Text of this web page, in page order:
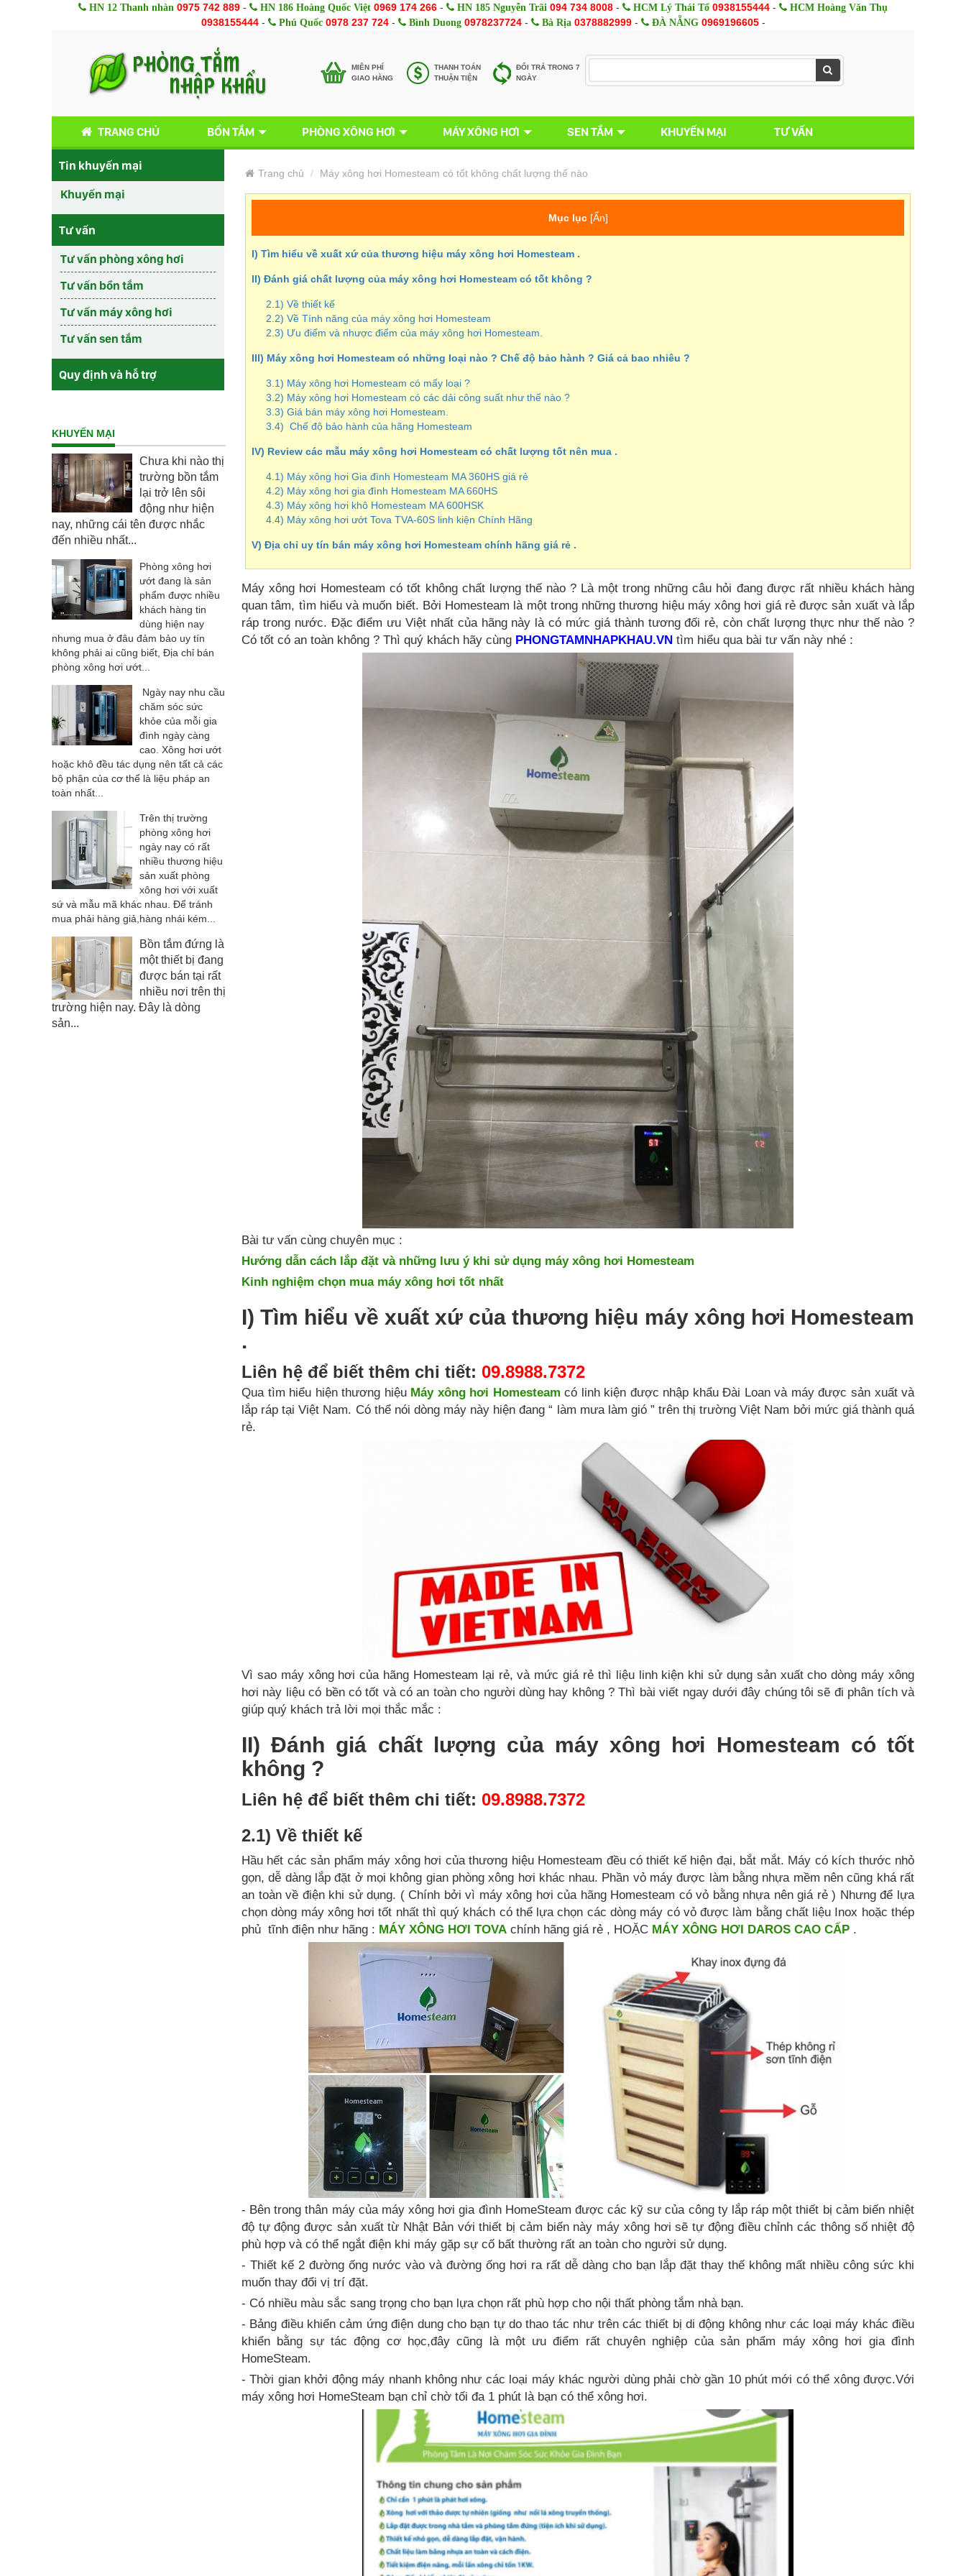
HN 12 Thanh nhàn 0975 742 889 - HN 186 Hoàng Quốc Việt 0969 174 266 - HN 185 Nguyễn Trãi 094 734 8008 - HCM Lý Thái Tổ 0938155444 - HCM Hoàng Văn Thụ
0938155444- Phú Quốc 0978 237 724- Bình Duong 0978237724- Bà Rịa 0378882999- ĐÀ NẴNG 0969196605-
MIÊN PHÍ
GIAO HÀNG
THANH TOÁN
THUẬN TIỆN
ĐỔI TRẢ TRONG 7
NGÀY
TRANG CHỦ BỒN TẮM PHÒNG XÔNG HƠI MÁY XÔNG HƠI SEN TẮM KHUYẾN MẠI TƯ VẤN
Tin khuyến mại
Khuyến mại
Tư vấn
Tư vấn phòng xông hơi
Tư vấn bồn tắm
Tư vấn máy xông hơi
Tư vấn sen tắm
Quy định và hỗ trợ
Trang chủ Máy xông hơi Homesteam có tốt không chất lượng thế nào
Mục lục [Ẩn]
I) Tìm hiểu về xuất xứ của thương hiệu máy xông hơi Homesteam .
II) Đánh giá chất lượng của máy xông hơi Homesteam có tốt không ?
2.1) Về thiết kế
2.2) Về Tính năng của máy xông hơi Homesteam
2.3) Ưu điểm và nhược điểm của máy xông hơi Homesteam.
III) Máy xông hơi Homesteam có những loại nào ? Chế độ bảo hành ? Giá cả bao nhiêu ?
3.1) Máy xông hơi Homesteam có mấy loại ?
3.2) Máy xông hơi Homesteam có các dải công suất như thế nào ?
3.3) Giá bán máy xông hơi Homesteam.
3.4) Chế độ bảo hành của hãng Homesteam
IV) Review các mẫu máy xông hơi Homesteam có chất lượng tốt nên mua .
4.1) Máy xông hơi Gia đình Homesteam MA 360HS giá rẻ
4.2) Máy xông hơi gia đình Homesteam MA 660HS
4.3) Máy xông hơi khô Homesteam MA 600HSK
4.4) Máy xông hơi ướt Tova TVA-60S linh kiện Chính Hãng
V) Địa chỉ uy tín bán máy xông hơi Homesteam chính hãng giá rẻ .
Máy xông hơi Homesteam có tốt không chất lượng thế nào ? Là một trong những câu hỏi đang được rất nhiều khách hàng
quan tâm, tìm hiểu và muốn biết. Bởi Homesteam là một trong những thương hiệu máy xông hơi giá rẻ được sản xuất và lắp
ráp trong nước. Đặc điểm ưu Việt nhất của hãng này là có mức giá thành tương đối rẻ, còn chất lượng thực như thế nào ?
Có tốt có an toàn không ? Thì quý khách hãy cùng PHONGTAMNHAPKHAU.VN tìm hiểu qua bài tư vấn này nhé :
Bài tư vấn cùng chuyên mục :
Hướng dẫn cách lắp đặt và những lưu ý khi sử dụng máy xông hơi Homesteam
Kinh nghiệm chọn mua máy xông hơi tốt nhất
I) Tìm hiểu về xuất xứ của thương hiệu máy xông hơi Homesteam
.
Liên hệ để biết thêm chi tiết: 09.8988.7372
Qua tìm hiểu hiện thương hiệu Máy xông hơi Homesteam có linh kiện được nhập khẩu Đài Loan và máy được sản xuất và
lắp ráp tại Việt Nam. Có thể nói dòng máy này hiện đang “ làm mưa làm gió ” trên thị trường Việt Nam bởi mức giá thành quá
rẻ.
Vì sao máy xông hơi của hãng Homesteam lại rẻ, và mức giá rẻ thì liệu linh kiện khi sử dụng sản xuất cho dòng máy xông
hơi này liệu có bền có tốt và có an toàn cho người dùng hay không ? Thì bài viết ngay dưới đây chúng tôi sẽ đi phân tích và
giúp quý khách trả lời mọi thắc mắc :
II) Đánh giá chất lượng của máy xông hơi Homesteam có tốt
không ?
Liên hệ để biết thêm chi tiết: 09.8988.7372
2.1) Về thiết kế
Hầu hết các sản phẩm máy xông hơi của thương hiệu Homesteam đều có thiết kế hiện đại, bắt mắt. Máy có kích thước nhỏ
gọn, dễ dàng lắp đặt ở mọi không gian phòng xông hơi khác nhau. Phần vỏ máy được làm bằng nhựa mềm nên cũng khá rất
an toàn về điện khi sử dụng. ( Chính bởi vì máy xông hơi của hãng Homesteam có vỏ bằng nhựa nên giá rẻ ) Nhưng để lựa
chọn dòng máy xông hơi tốt nhất thì quý khách có thể lựa chọn các dòng máy có vỏ được làm bằng chất liệu Inox hoặc thép
phủ tĩnh điện như hãng : MÁY XÔNG HƠI TOVA chính hãng giá rẻ , HOẶC MÁY XÔNG HƠI DAROS CAO CẤP .
- Bên trong thân máy của máy xông hơi gia đình HomeSteam được các kỹ sư của công ty lắp ráp một thiết bị cảm biến nhiệt
độ tự động được sản xuất từ Nhật Bản với thiết bị cảm biến này máy xông hơi sẽ tự động điều chỉnh các thông số nhiệt độ
phù hợp và có thể ngắt điện khi máy gặp sự cố bất thường rất an toàn cho người sử dụng.
- Thiết kế 2 đường ống nước vào và đường ống hơi ra rất dễ dàng cho bạn lắp đặt thay thế không mất nhiều công sức khi
muốn thay đổi vị trí đặt.
- Có nhiều màu sắc sang trọng cho bạn lựa chọn rất phù hợp cho nội thất phòng tắm nhà bạn.
- Bảng điều khiển cảm ứng điện dung cho bạn tự do thao tác như trên các thiết bị di động không như các loại máy khác điều
khiển bằng sự tác động cơ học,đây cũng là một ưu điểm rất chuyên nghiệp của sản phẩm máy xông hơi gia đình
HomeSteam.
- Thời gian khởi động máy nhanh không như các loại máy khác người dùng phải chờ gần 10 phút mới có thể xông được.Với
máy xông hơi HomeSteam bạn chỉ chờ tối đa 1 phút là bạn có thể xông hơi.
KHUYẾN MẠI
Chưa khi nào thị
trường bồn tắm
lại trở lên sôi
động như hiện
nay, những cái tên được nhắc
đến nhiều nhất...
Phòng xông hơi
ướt đang là sản
phẩm được nhiều
khách hàng tin
dùng hiện nay
nhưng mua ở đâu đảm bảo uy tín
không phải ai cũng biết, Địa chỉ bán
phòng xông hơi ướt...
Ngày nay nhu cầu
chăm sóc sức
khỏe của mỗi gia
đình ngày càng
cao. Xông hơi ướt
hoặc khô đều tác dụng nên tất cả các
bộ phận của cơ thể là liệu pháp an
toàn nhất...
Trên thị trường
phòng xông hơi
ngày nay có rất
nhiều thương hiệu
sản xuất phòng
xông hơi với xuất
sứ và mẫu mã khác nhau. Để tránh
mua phải hàng giả,hàng nhái kém...
Bồn tắm đứng là
một thiết bị đang
được bán tại rất
nhiều nơi trên thị
trường hiện nay. Đây là dòng
sản...